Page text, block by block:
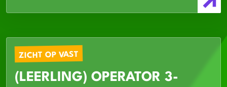
ZICHT OP VAST
(LEERLING) OPERATOR 3-